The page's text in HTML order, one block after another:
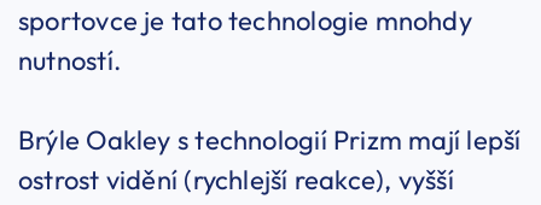
sportovce je tato technologie mnohdy
nutností.
Brýle Oakley s technologií Prizm mají lepší
ostrost vidění (rychlejší reakce), vyšší